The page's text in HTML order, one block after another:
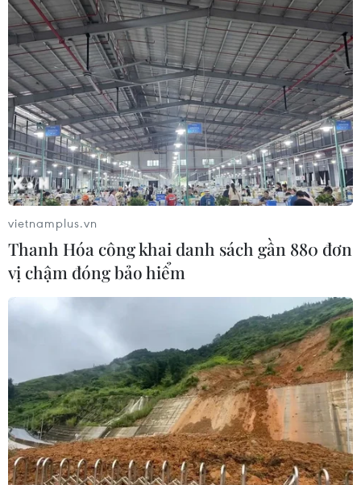
vietnamplus.vn
Thanh Hóa công khai danh sách gần 880 đơn
vị chậm đóng bảo hiểm